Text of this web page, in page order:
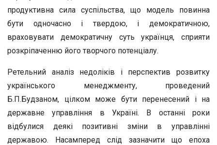
продуктивна сила суспільства, що модель повинна
бути одночасно і твердою, і демократичною,
враховувати демократичну суть українця, сприяти
розкріпаченню його творчого потенціалу.
Ретельний аналіз недоліків і перспектив розвитку
українського менеджменту, проведений
Б.П.Будзаном, цілком може бути перенесений і на
державне управління в Україні. В останні роки
відбулися деякі позитивні зміни в управлінні
державою. Насамперед слід зазначити що епоха